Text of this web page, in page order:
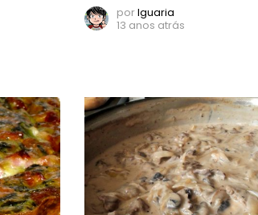
porIguaria
13 anos atrás